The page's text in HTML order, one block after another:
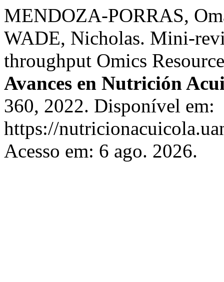
MENDOZA-PORRAS,
WADE, Nicholas. Mini-
throughput Omics
Avances en Nutrición
360, 2022. Disponível em:
https://
Acesso em: 6 ago. 2026.